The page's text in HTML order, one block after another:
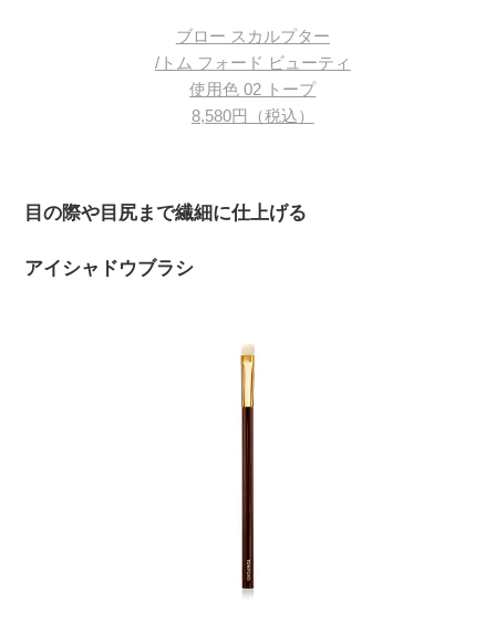
ブロー スカルプター
/トム フォード ビューティ
使用色 02 トープ
8,580円（税込）
目の際や目尻まで繊細に仕上げる
アイシャドウブラシ